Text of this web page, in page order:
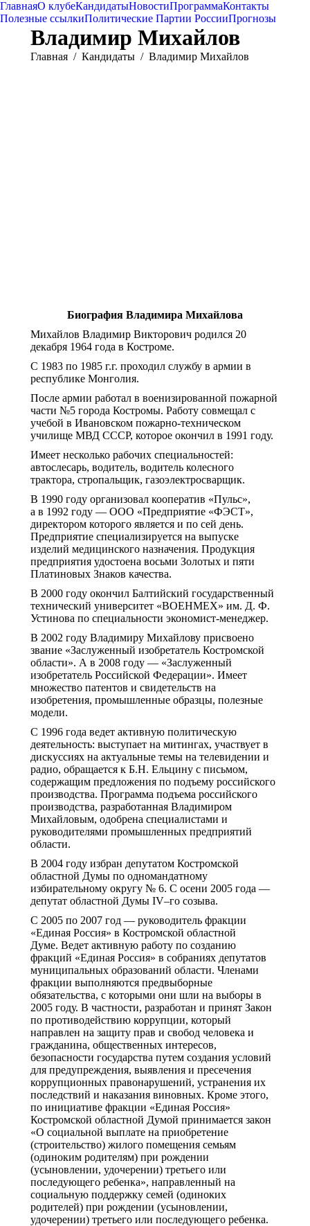
ГлавнаяО клубеКандидатыНовостиПрограммаКонтакты
Полезные ссылкиПолитические Партии РоссииПрогнозы
Владимир Михайлов
Вы здесь:
Главная Кандидаты Владимир Михайлов
Биография Владимира Михайлова
Михайлов Владимир Викторович родился 20
декабря 1964 года в Костроме.
С 1983 по 1985 г.г. проходил службу в армии в
республике Монголия.
После армии работал в военизированной пожарной
части №5 города Костромы. Работу совмещал с
учебой в Ивановском пожарно-техническом
училище МВД СССР, которое окончил в 1991 году.
Имеет несколько рабочих специальностей:
автослесарь, водитель, водитель колесного
трактора, стропальщик, газоэлектросварщик.
В 1990 году организовал кооператив «Пульс»,
а в 1992 году — ООО «Предприятие «ФЭСТ»,
директором которого является и по сей день.
Предприятие специализируется на выпуске
изделий медицинского назначения. Продукция
предприятия удостоена восьми Золотых и пяти
Платиновых Знаков качества.
В 2000 году окончил Балтийский государственный
технический университет «ВОЕНМЕХ» им. Д. Ф.
Устинова по специальности экономист-менеджер.
В 2002 году Владимиру Михайлову присвоено
звание «Заслуженный изобретатель Костромской
области». А в 2008 году — «Заслуженный
изобретатель Российской Федерации». Имеет
множество патентов и свидетельств на
изобретения, промышленные образцы, полезные
модели.
С 1996 года ведет активную политическую
деятельность: выступает на митингах, участвует в
дискуссиях на актуальные темы на телевидении и
радио, обращается к Б.Н. Ельцину с письмом,
содержащим предложения по подъему российского
производства. Программа подъема российского
производства, разработанная Владимиром
Михайловым, одобрена специалистами и
руководителями промышленных предприятий
области.
В 2004 году избран депутатом Костромской
областной Думы по одномандатному
избирательному округу № 6. С осени 2005 года —
депутат областной Думы IV–го созыва.
С 2005 по 2007 год — руководитель фракции
«Единая Россия» в Костромской областной
Думе. Ведет активную работу по созданию
фракций «Единая Россия» в собраниях депутатов
муниципальных образований области. Членами
фракции выполняются предвыборные
обязательства, с которыми они шли на выборы в
2005 году. В частности, разработан и принят Закон
по противодействию коррупции, который
направлен на защиту прав и свобод человека и
гражданина, общественных интересов,
безопасности государства путем создания условий
для предупреждения, выявления и пресечения
коррупционных правонарушений, устранения их
последствий и наказания виновных. Кроме этого,
по инициативе фракции «Единая Россия»
Костромской областной Думой принимается закон
«О социальной выплате на приобретение
(строительство) жилого помещения семьям
(одиноким родителям) при рождении
(усыновлении, удочерении) третьего или
последующего ребенка», направленный на
социальную поддержку семей (одиноких
родителей) при рождении (усыновлении,
удочерении) третьего или последующего ребенка.